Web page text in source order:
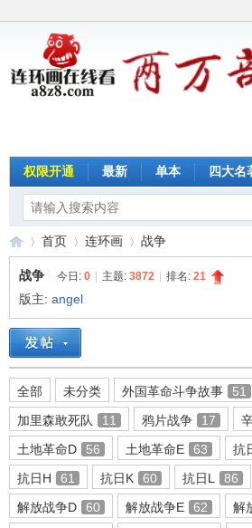
权限开通 最新 单本 四大名
连
环
»
首页
›
连环画
›
战争
战争 今日: 0 主题: 3872 排名: 21
版主: angel
全部 未分类 外国革命斗争故事 51
加里森敢死队
11 鸦片战争 17
土地革命D
56 土地革命E 63 抗
抗日H
61 抗日K 60 抗日L 86
解放战争D
60 解放战争E 62 解